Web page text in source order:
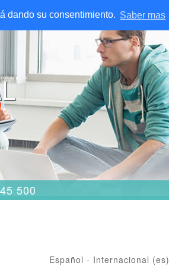
dando su consentimiento. Saber mas
500
Español - Internacional ‎(es)‎